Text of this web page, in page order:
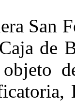
San
de
objeto